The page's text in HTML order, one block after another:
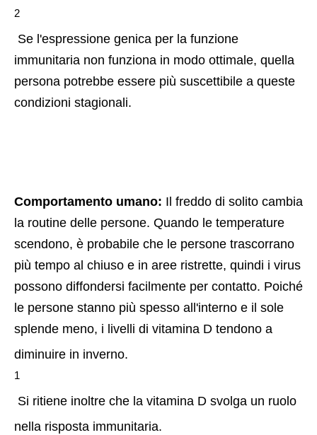
2
immunitaria non funziona in modo ottimale, quella
persona potrebbe essere più suscettibile a queste
condizioni stagionali.
Comportamento umano: Il freddo di solito cambia
la routine delle persone. Quando le temperature
scendono, è probabile che le persone trascorrano
più tempo al chiuso e in aree ristrette, quindi i virus
possono diffondersi facilmente per contatto. Poiché
le persone stanno più spesso all'interno e il sole
splende meno, i livelli di vitamina D tendono a
diminuire in inverno.
1
nella risposta immunitaria.